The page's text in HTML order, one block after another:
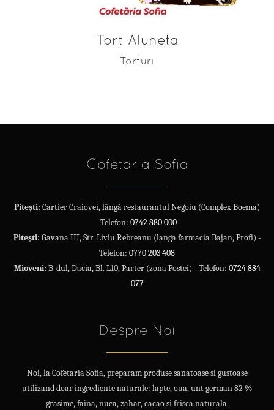
Tort Aluneta
Torturi
Cofetaria Sofia
Pitești: Cartier Craiovei, lângă restaurantul Negoiu (Complex Boema)
-Telefon: 0742 880 000
Pitești: Gavana III, Str. Liviu Rebreanu (langa farmacia Bajan, Profi) -
Telefon: 0770 203 408
Mioveni: B-dul, Dacia, Bl. L10, Parter (zona Postei) - Telefon: 0724 884
077
Despre Noi
Noi, la Cofetaria Sofia, preparam produse sanatoase si gustoase
utilizand doar ingrediente naturale: lapte, oua, unt german 82 %
grasime, faina, nuca, zahar, cacao si frisca naturala.